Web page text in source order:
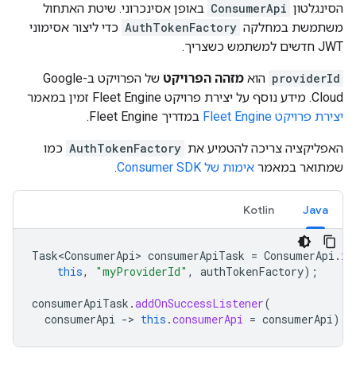
הסינגלטון ConsumerApi באופן אסינכרוני. שיטת האתחול
משתמשת במחלקה AuthTokenFactory כדי ליצור אסימוני
JWT חדשים למשתמש כשצריך.
providerId הוא מזהה הפרויקט
של הפרויקט ב-Google
Cloud. מידע נוסף על יצירת פרויקט Fleet Engine זמין במאמר
יצירת פרויקט Fleet Engine
במדריך Fleet Engine.
האפליקציה צריכה להטמיע את AuthTokenFactory כמו
שמתואר במאמר אימות של Consumer SDK .
Java
Kotlin
Task<ConsumerApi> consumerApiTask = ConsumerApi .
this, "myProviderId" , authTokenFactory);
consumerApiTask .addOnSuccessListener(
consumerApi -> this .consumerApi = consumerApi);